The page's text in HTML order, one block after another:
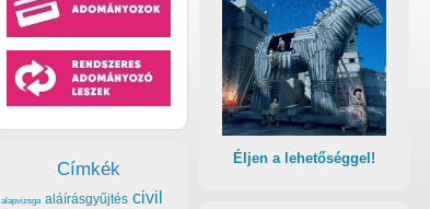
Éljen a lehetőséggel!
Címkék
alapvizsga aláírásgyűjtés civil